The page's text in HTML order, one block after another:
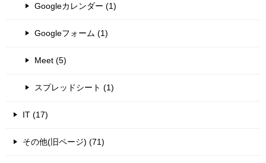
Googleカレンダー (1)
Googleフォーム (1)
Meet (5)
スプレッドシート (1)
IT (17)
その他(旧ページ) (71)